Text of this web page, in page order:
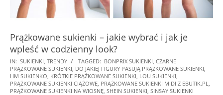
Prążkowane sukienki – jakie wybrać i jak je
wpleść w codzienny look?
2022-
02-
02
IN: SUKIENKI TRENDY TAGGED: BONPRIX SUKIENKI CZARNE
PRĄŻKOWANE SUKIENKI DO JAKIEJ FIGURY PASUJĄ PRĄŻKOWANE SUKIENKI
HM SUKIENKO KRÓTKIE PRĄŻKOWANE SUKIENKI LOU SUKIENKI
PRĄŻKOWANE SUKIENKI CIĄŻOWE PRĄŻKOWANE SUKIENKI MIDI Z EBUTIK.PL
PRĄŻKOWANE SUKIENKI NA WIOSNĘ SHEIN SUKIENKI SINSAY SUKIENKI